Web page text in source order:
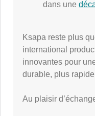
dans une
Ksapa reste plus
international
innovantes pour
durable, plus
Au plaisir